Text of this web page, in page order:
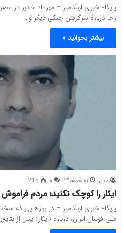
پایگاه خبری اولکامیز – مهرداد خدیر
رجا دربارۀ سرگرفتن جنگی دیگر و…
بیشتر بخوانید »
مدیر ۱۴۰۵-۰۵-۰۱ ۰ 215
ایثار را کوچک نکنید؛ مردم
پایگاه خبری اولکامیز – در روزهایی که
ملی فوتبال ایران، درباره «ایثار» پس از